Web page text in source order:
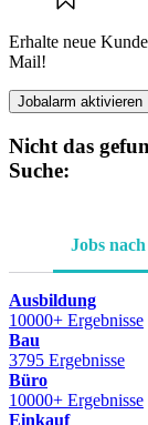
Erhalte neue
Mail!
Jobalarm aktivieren
Nicht das
Suche:
Jobs
Ausbildung
10000+ Ergebnisse
Bau
3795 Ergebnisse
Büro
10000+ Ergebnisse
Einkauf